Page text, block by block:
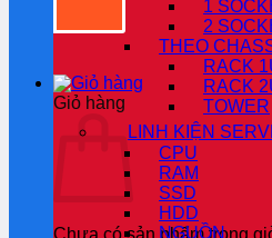
Giỏ hàng
Chưa có sản phẩm trong
1
2
THEO
RACK
RACK
TOWER
LINH KIỆN
CPU
RAM
SSD
HDD
NGUỒN